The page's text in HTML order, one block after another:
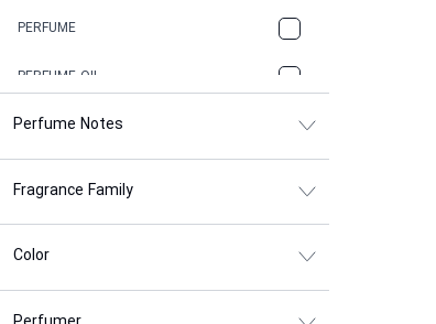
FRESH SPICY
GASOLINE
HERBAL
PERFUME
PERFUME OIL
Perfume Notes
Fragrance Family
Color